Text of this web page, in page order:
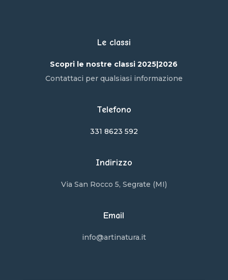
Le classi
Scopri le nostre classi 2025|2026
Contattaci per qualsiasi informazione
Telefono
331 8623 592
Indirizzo
Via San Rocco 5, Segrate (MI)
Email
info@artinatura.it